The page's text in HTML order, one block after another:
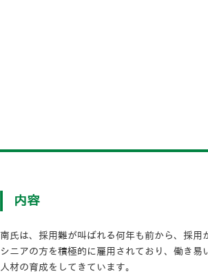
内容
南氏は、採用難が叫ばれる何年も前から、採
シニアの方を積極的に雇用されており、働き
人材の育成をしてきています。